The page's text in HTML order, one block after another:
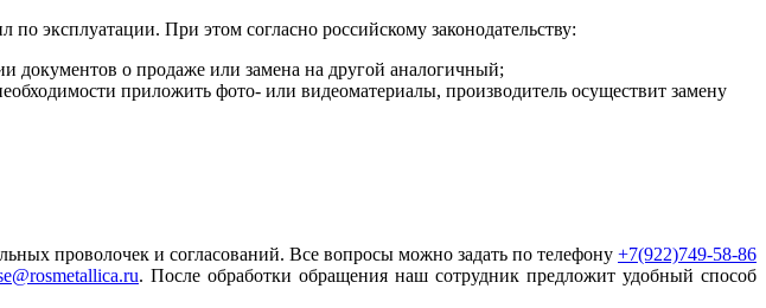
эксплуатации. При этом согласно российскому законодательству:
документов о продаже или замена на другой аналогичный;
приложить фото- или видеоматериалы, производитель осуществит замену
проволочек и согласований. Все вопросы можно задать по телефону +7(922)749-58-86
. После обработки обращения наш сотрудник предложит удобный способ